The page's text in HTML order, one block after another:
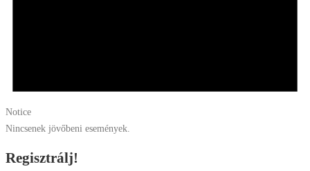
Notice
Nincsenek jövőbeni események.
Regisztrálj!